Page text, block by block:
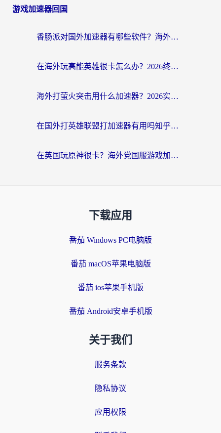
游戏加速器回国
香肠派对国外加速器有哪些软件？海外玩家国服畅玩终极指南（附实测推荐）
在海外玩高能英雄很卡怎么办？2026终极指南帮你告别延迟卡顿
海外打萤火突击用什么加速器？2026实测靠谱方案+多游戏适配指南
在国外打英雄联盟打加速器有用吗知乎？海外玩家亲测：选对工具比什么都重要
在英国玩原神很卡？海外党国服游戏加速终极指南（附实测有效方案）
下载应用
番茄 Windows PC电脑版
番茄 macOS苹果电脑版
番茄 ios苹果手机版
番茄 Android安卓手机版
关于我们
服务条款
隐私协议
应用权限